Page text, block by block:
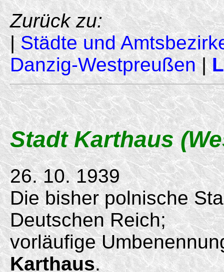
Zurück zu:
|Städte und
Danzig-Westpreußen|
Stadt Karthaus
26. 10. 1939
Die bisher polnische
Deutschen Reich;
vorläufige
Karthaus.